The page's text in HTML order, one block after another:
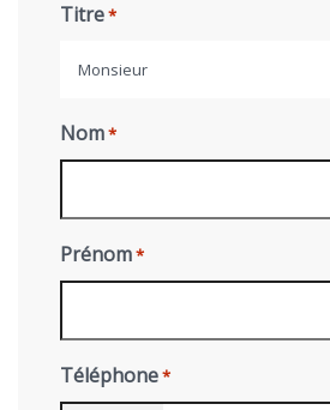
Titre*
Monsieur
Nom*
Prénom*
Téléphone*